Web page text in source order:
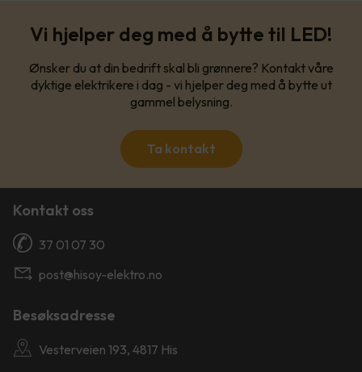
Vi hjelper deg med å bytte til LED!
Ønsker du at din bedrift skal bli grønnere? Kontakt våre
dyktige elektrikere i dag - vi hjelper deg med å bytte ut
gammel belysning.
Ta kontakt
Kontakt oss
37 01 07 30
post@hisoy-elektro.no
Besøksadresse
Vesterveien 193, 4817 His